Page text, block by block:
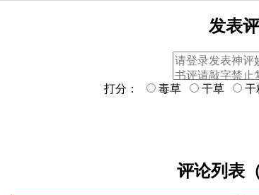
发表
打分： 毒草 干草 干
评论列表